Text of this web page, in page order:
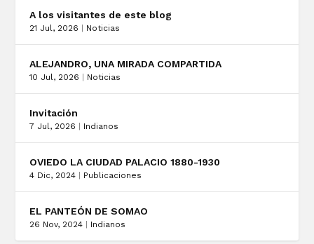
A los visitantes de este blog
21 Jul, 2026 Noticias
ALEJANDRO, UNA MIRADA COMPARTIDA
10 Jul, 2026 Noticias
Invitación
7 Jul, 2026 Indianos
OVIEDO LA CIUDAD PALACIO 1880-1930
4 Dic, 2024 Publicaciones
EL PANTEÓN DE SOMAO
26 Nov, 2024 Indianos